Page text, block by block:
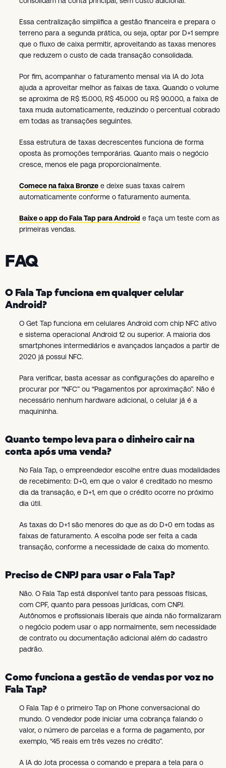
Essa centralização simplifica a gestão financeira e prepara o
terreno para a segunda prática, ou seja, optar por D+1 sempre
que o fluxo de caixa permitir, aproveitando as taxas menores
que reduzem o custo de cada transação consolidada.
Por fim, acompanhar o faturamento mensal via IA do Jota
ajuda a aproveitar melhor as faixas de taxa. Quando o volume
se aproxima de R$ 15.000, R$ 45.000 ou R$ 90.000, a faixa de
taxa muda automaticamente, reduzindo o percentual cobrado
em todas as transações seguintes.
Essa estrutura de taxas decrescentes funciona de forma
oposta às promoções temporárias. Quanto mais o negócio
cresce, menos ele paga proporcionalmente.
Comece na faixa Bronze e deixe suas taxas caírem
automaticamente conforme o faturamento aumenta.
Baixe o app do Fala Tap para Android e faça um teste com as
primeiras vendas.
FAQ
O Fala Tap funciona em qualquer celular
Android?
O Get Tap funciona em celulares Android com chip NFC ativo
e sistema operacional Android 12 ou superior. A maioria dos
smartphones intermediários e avançados lançados a partir de
2020 já possui NFC.
Para verificar, basta acessar as configurações do aparelho e
procurar por “NFC” ou “Pagamentos por aproximação”. Não é
necessário nenhum hardware adicional, o celular já é a
maquininha.
Quanto tempo leva para o dinheiro cair na
conta após uma venda?
No Fala Tap, o empreendedor escolhe entre duas modalidades
de recebimento: D+0, em que o valor é creditado no mesmo
dia da transação, e D+1, em que o crédito ocorre no próximo
dia útil.
As taxas do D+1 são menores do que as do D+0 em todas as
faixas de faturamento. A escolha pode ser feita a cada
transação, conforme a necessidade de caixa do momento.
Preciso de CNPJ para usar o Fala Tap?
Não. O Fala Tap está disponível tanto para pessoas físicas,
com CPF, quanto para pessoas jurídicas, com CNPJ.
Autônomos e profissionais liberais que ainda não formalizaram
o negócio podem usar o app normalmente, sem necessidade
de contrato ou documentação adicional além do cadastro
padrão.
Como funciona a gestão de vendas por voz no
Fala Tap?
O Fala Tap é o primeiro Tap on Phone conversacional do
mundo. O vendedor pode iniciar uma cobrança falando o
valor, o número de parcelas e a forma de pagamento, por
exemplo, “45 reais em três vezes no crédito”.
A IA do Jota processa o comando e prepara a tela para o